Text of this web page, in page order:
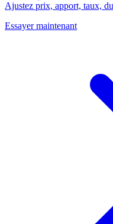
Ajustez prix, apport, taux,
Essayer maintenant